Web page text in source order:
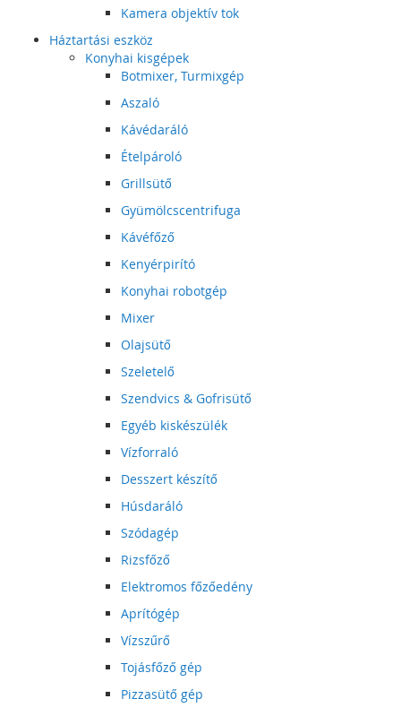
Kamera objektív tok
Háztartási eszköz
Konyhai kisgépek
Botmixer, Turmixgép
Aszaló
Kávédaráló
Ételpároló
Grillsütő
Gyümölcscentrifuga
Kávéfőző
Kenyérpirító
Konyhai robotgép
Mixer
Olajsütő
Szeletelő
Szendvics & Gofrisütő
Egyéb kiskészülék
Vízforraló
Desszert készítő
Húsdaráló
Szódagép
Rizsfőző
Elektromos főzőedény
Aprítógép
Vízszűrő
Tojásfőző gép
Pizzasütő gép